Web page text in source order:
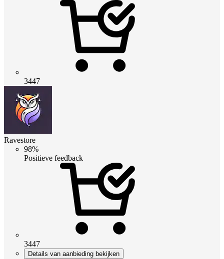
3447
Ravestore
98%
Positieve feedback
3447
Details van aanbieding bekijken